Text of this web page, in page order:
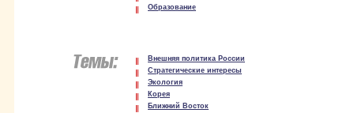
Образование
Внешняя политика России
Стратегические интересы
Экология
Корея
Ближний Восток